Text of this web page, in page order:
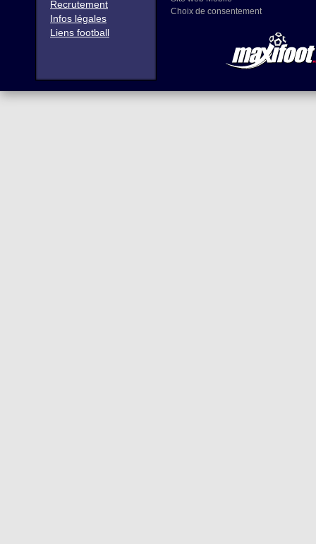
Recrutement
Infos légales
Liens football
Choix de consentement